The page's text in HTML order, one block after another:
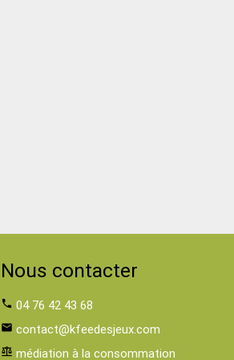
Nous contacter
phone 04 76 42 43 68
email contact@kfeedesjeux.com
balance médiation à la consommation